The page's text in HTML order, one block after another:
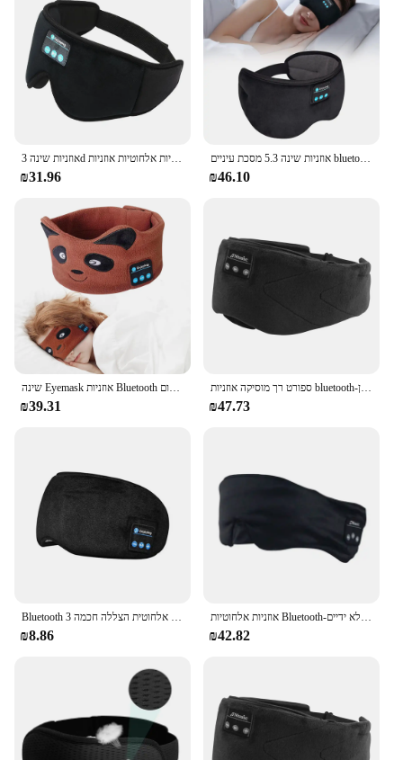
אוזניות שינה 3d שינה מסכה כיסוי אוזניות אלחוטיות אוזניות Bluetooth תואם v5.0 עבור sleepers בצד
₪31.96
אוזניות שינה 5.3 מסכת עיניים bluetooth, מסכת עיניים אלחוטית לנשים גברים, נסיעות עיניים לכסות בלוק אור עם מוסיקה
₪46.10
שינה Eyemask אוזניות Bluetooth ילדים מתכוונן רך סרט מוסיקה מסכת עיניים עם רמקול, דוב חום, Bluetooth אוזניות
₪39.31
ספורט רך מוסיקה אוזניות bluetooth-תואם מוסיקה אלחוטית שינה אוזניות שינה מסיכת עיניים ידיים-טלפון
₪47.73
Bluetooth תואם 5.0 שינה מסכת עיניים אלחוטית הצללה חכמה 3D רך אלסטי נוח מוסיקה אוזניות שינה מסכה
₪8.86
אוזניות אלחוטיות Bluetooth-תואם אוזניות אלחוטיות יוקרה דק שינה מסיכת עיניים מוסיקה כיסוי עיניים קריאה ללא ידיים
₪42.82